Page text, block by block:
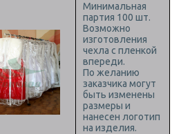
Минимальная
партия 100 шт.
Возможно
изготовления
чехла с пленкой
впереди.
По желанию
заказчика могут
быть изменены
размеры и
нанесен логотип
на изделия.